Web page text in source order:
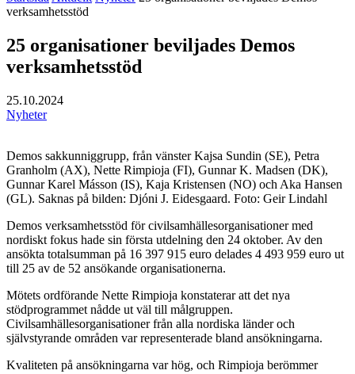
verksamhetsstöd
25 organisationer beviljades Demos
verksamhetsstöd
25.10.2024
Nyheter
Demos sakkunniggrupp, från vänster Kajsa Sundin (SE), Petra
Granholm (AX), Nette Rimpioja (FI), Gunnar K. Madsen (DK),
Gunnar Karel Másson (IS), Kaja Kristensen (NO) och Aka Hansen
(GL). Saknas på bilden: Djóni J. Eidesgaard. Foto: Geir Lindahl
Demos verksamhetsstöd för civilsamhällesorganisationer med
nordiskt fokus hade sin första utdelning den 24 oktober. Av den
ansökta totalsumman på 16 397 915 euro delades 4 493 959 euro ut
till 25 av de 52 ansökande organisationerna.
Mötets ordförande Nette Rimpioja konstaterar att det nya
stödprogrammet nådde ut väl till målgruppen.
Civilsamhällesorganisationer från alla nordiska länder och
självstyrande områden var representerade bland ansökningarna.
Kvaliteten på ansökningarna var hög, och Rimpioja berömmer